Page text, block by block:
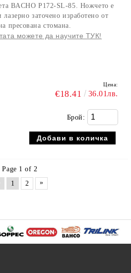
BACHO P172-SL-85. Ножчето е
лазерно заточено изработено от
пресована стомана.
можете да научите ТУК!
Цена:
€18.41 36.01лв.
Брой:
Page 1 of 2
1 2 »